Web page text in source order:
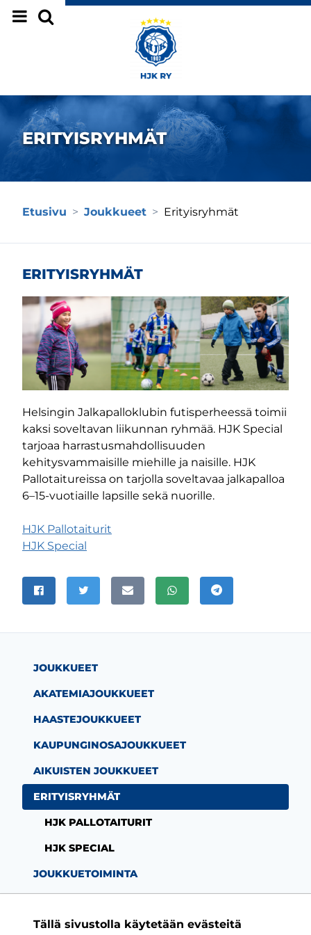
Tällä sivustolla käytetään evästeitä
Siirry sivun sisältöön
ERITYISRYHMÄT
Etusivu > Joukkueet > Erityisryhmät
ERITYISRYHMÄT
Helsingin Jalkapalloklubin futisperheessä toimii
kaksi soveltavan liikunnan ryhmää. HJK Special
tarjoaa harrastusmahdollisuuden
kehitysvammaisille miehille ja naisille. HJK
Pallotaitureissa on tarjolla soveltavaa jalkapalloa
6–15-vuotiaille lapsille sekä nuorille.
HJK Pallotaiturit
HJK Special
JAA SIVU
Jaa Facebookissa
Jaa TwitterissäJaa sähköpostitse
Jaa WhatsAppissa
Jaa Telegramissa
JOUKKUEET
AKATEMIAJOUKKUEET
HAASTEJOUKKUEET
KAUPUNGINOSAJOUKKUEET
AIKUISTEN JOUKKUEET
ERITYISRYHMÄT
HJK PALLOTAITURIT
HJK SPECIAL
JOUKKUETOIMINTA
sivu
kanava